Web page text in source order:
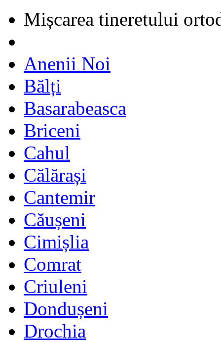
Mișcarea tineretului
Anenii Noi
Bălți
Basarabeasca
Briceni
Cahul
Călărași
Cantemir
Căușeni
Cimișlia
Comrat
Criuleni
Dondușeni
Drochia